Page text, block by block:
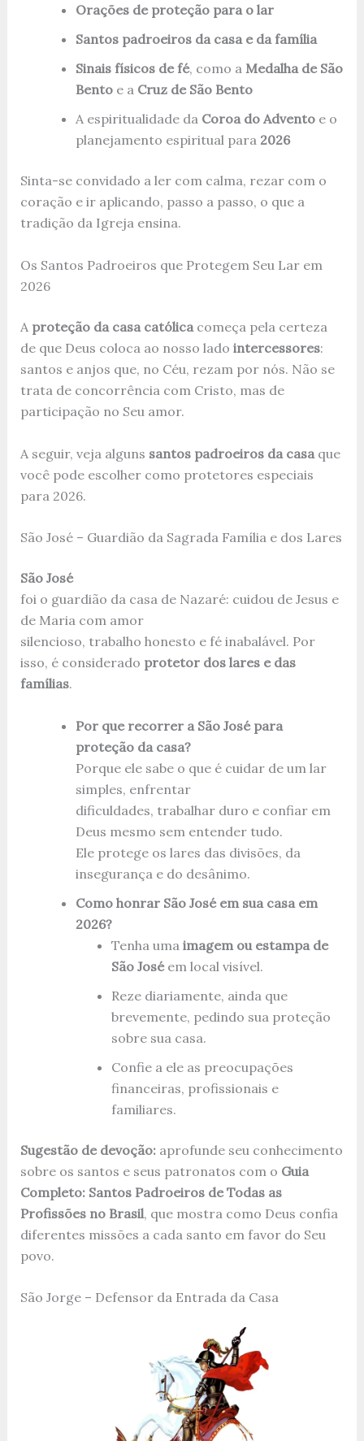
Orações de proteção para o lar
Santos padroeiros da casa e da família
Sinais físicos de fé, como a Medalha de São
Bentoe a Cruz de São Bento
A espiritualidade da Coroa do Adventoe o
planejamento espiritual para 2026
Sinta-se convidado a ler com calma, rezar com o
coração e ir aplicando, passo a passo, o que a
tradição da Igreja ensina.
Os Santos Padroeiros que Protegem Seu Lar em
2026
A proteção da casa católicacomeça pela certeza
de que Deus coloca ao nosso lado intercessores:
santos e anjos que, no Céu, rezam por nós. Não se
trata de concorrência com Cristo, mas de
participação no Seu amor.
A seguir, veja alguns santos padroeiros da casaque
você pode escolher como protetores especiais
para 2026.
São José – Guardião da Sagrada Família e dos Lares
São José
foi o guardião da casa de Nazaré: cuidou de Jesus e
de Maria com amor
silencioso, trabalho honesto e fé inabalável. Por
isso, é considerado protetor dos lares e das
famílias.
Por que recorrer a São José para
proteção da casa?
Porque ele sabe o que é cuidar de um lar
simples, enfrentar
dificuldades, trabalhar duro e confiar em
Deus mesmo sem entender tudo.
Ele protege os lares das divisões, da
insegurança e do desânimo.
Como honrar São José em sua casa em
2026?
Tenha uma imagem ou estampa de
São Joséem local visível.
Reze diariamente, ainda que
brevemente, pedindo sua proteção
sobre sua casa.
Confie a ele as preocupações
financeiras, profissionais e
familiares.
Sugestão de devoção:aprofunde seu conhecimento
sobre os santos e seus patronatos com o Guia
Completo: Santos Padroeiros de Todas as
Profissões no Brasil, que mostra como Deus confia
diferentes missões a cada santo em favor do Seu
povo.
São Jorge – Defensor da Entrada da Casa